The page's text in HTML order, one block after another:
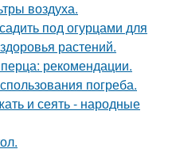
воздуха.
под огурцами для
растений.
рекомендации.
погреба.
и сеять - народные